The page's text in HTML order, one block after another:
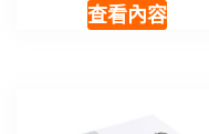
查看內容